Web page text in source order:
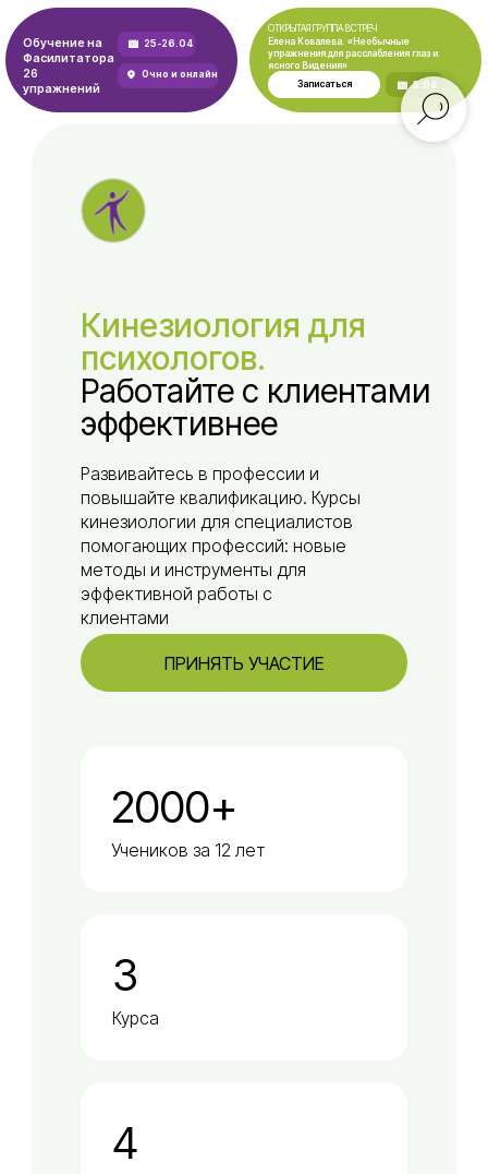
Очно и онлайн
25-26.04
Обучение на
Фасилитатора
26
упражнений
5.04
Елена Ковалева. «Необычные
упражнения для расслабления глаз и
ясного Видения»
ОТКРЫТАЯ ГРУППА ВСТРЕЧ
Записаться
Получить консультацию⠀
Образовательная
кинезиология
Развивайтесь в профессии и
повышайте квалификацию. Курсы
кинезиологии для специалистов
помогающих профессий: новые
методы и инструменты для
эффективной работы с
клиентами
2000+
Учеников за 12 лет
3
Курса
ПРИНЯТЬ УЧАСТИЕ
4
Кинезиология для
психологов.
Работайте с клиентами
эффективнее